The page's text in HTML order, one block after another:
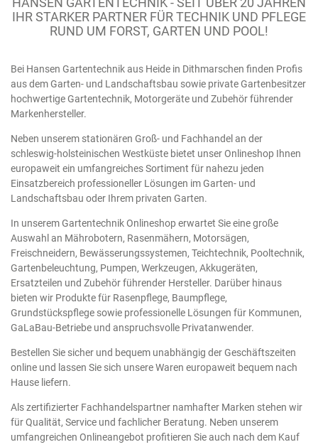
IHR STARKER PARTNER FÜR TECHNIK UND PFLEGE
RUND UM FORST, GARTEN UND POOL!
Bei Hansen Gartentechnik aus Heide in Dithmarschen finden Profis
aus dem Garten- und Landschaftsbau sowie private Gartenbesitzer
hochwertige Gartentechnik, Motorgeräte und Zubehör führender
Markenhersteller.
Neben unserem stationären Groß- und Fachhandel an der
schleswig-holsteinischen Westküste bietet unser Onlineshop Ihnen
europaweit ein umfangreiches Sortiment für nahezu jeden
Einsatzbereich professioneller Lösungen im Garten- und
Landschaftsbau oder Ihrem privaten Garten.
In unserem Gartentechnik Onlineshop erwartet Sie eine große
Auswahl an Mährobotern, Rasenmähern, Motorsägen,
Freischneidern, Bewässerungssystemen, Teichtechnik, Pooltechnik,
Gartenbeleuchtung, Pumpen, Werkzeugen, Akkugeräten,
Ersatzteilen und Zubehör führender Hersteller. Darüber hinaus
bieten wir Produkte für Rasenpflege, Baumpflege,
Grundstückspflege sowie professionelle Lösungen für Kommunen,
GaLaBau-Betriebe und anspruchsvolle Privatanwender.
Bestellen Sie sicher und bequem unabhängig der Geschäftszeiten
online und lassen Sie sich unsere Waren europaweit bequem nach
Hause liefern.
Als zertifizierter Fachhandelspartner namhafter Marken stehen wir
für Qualität, Service und fachlicher Beratung. Neben unserem
umfangreichen Onlineangebot profitieren Sie auch nach dem Kauf